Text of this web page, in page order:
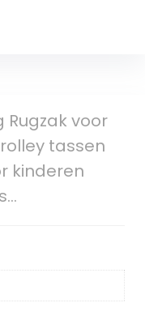
Rugzak voor
tassen
kinderen